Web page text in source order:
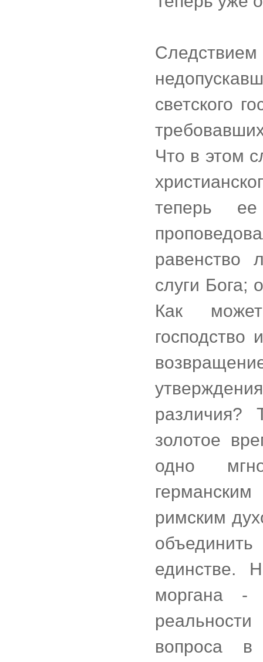
светского
Что в этом
теперь
равенство
слуги Бога;
Как
господство
золотое
одно
римским
единстве.
моргана -
вопроса